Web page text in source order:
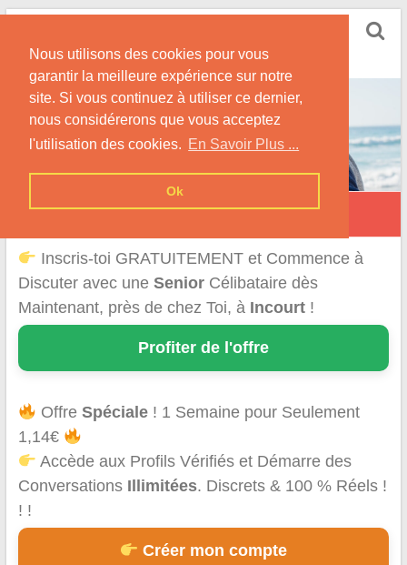
Nous utilisons des cookies pour vous
garantir la meilleure expérience sur notre
site. Si vous continuez à utiliser ce dernier,
nous considérerons que vous acceptez
l'utilisation des cookies. En Savoir Plus ...
Ok
Skip
content
Conseils & Infos pour la Rencontre d'une Senior
Incourt
Inscris-toi GRATUITEMENT et Commence à
Discuter avec une SeniorCélibataire dès
Maintenant, près de chez Toi, à Incourt!
Profiter de l'offre
OffreSpéciale ! 1 Semaine pour Seulement
1,14€
Accède aux Profils Vérifiés et Démarre des
Conversations Illimitées. Discrets & 100 % Réels !
! !
Créer mon compte